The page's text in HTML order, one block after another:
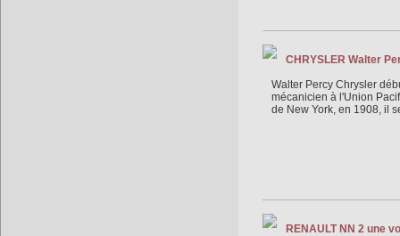
CHRYSLER Walter
Walter Percy Chrysler
mécanicien à l'Union
de New York, en 1908, il
RENAULT NN 2 une